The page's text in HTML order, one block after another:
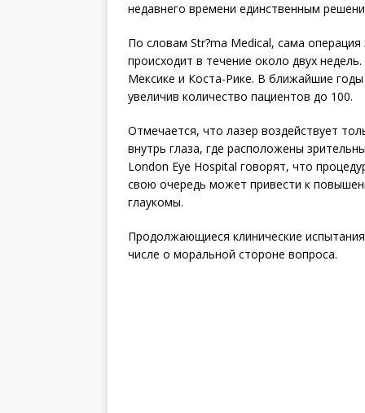
недавнего времени единственным
По словам Str?ma Medical, сама
происходит в течение около двух
Мексике и Коста-Рике. В ближайшие
увеличив количество пациентов до 100.
Отмечается, что лазер воздействует
внутрь глаза, где расположены
London Eye Hospital говорят, что
свою очередь может привести к
глаукомы.
Продолжающиеся клинические
числе о моральной стороне вопроса.